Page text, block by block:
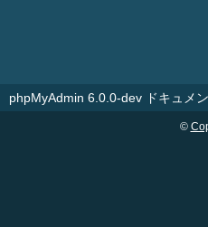
phpMyAdmin 6.0.0-dev ドキュメ
©